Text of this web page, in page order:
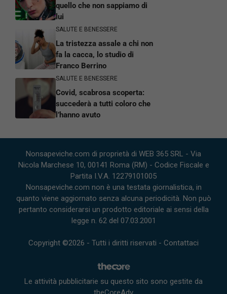
quello che non sappiamo di
lui
SALUTE E BENESSERE
La tristezza assale a chi non
fa la cacca, lo studio di
Franco Berrino
SALUTE E BENESSERE
Covid, scabrosa scoperta:
succederà a tutti coloro che
l’hanno avuto
Nonsapeviche.com di proprietà di WEB 365 SRL - Via
Nicola Marchese 10, 00141 Roma (RM) - Codice Fiscale e
Partita I.V.A. 12279101005
Nonsapeviche.com non è una testata giornalistica, in
quanto viene aggiornato senza alcuna periodicità. Non può
pertanto considerarsi un prodotto editoriale ai sensi della
legge n. 62 del 07.03.2001
Copyright ©2026 - Tutti i diritti riservati - Contattaci
Le attività pubblicitarie su questo sito sono gestite da